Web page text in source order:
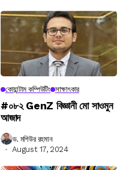
কোয়ান্টাম কম্পিউটিং সাক্ষাৎকার
#০৮২ GenZ বিজ্ঞানী মো সাওমুন
আজাদ
ড. মশিউর রহমান
August 17, 2024